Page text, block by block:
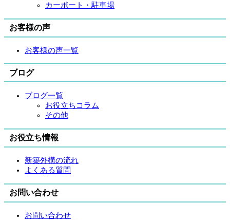
カーポート・駐車場
お客様の声
お客様の声一覧
ブログ
ブログ一覧
お役立ちコラム
その他
お役立ち情報
新築外構の流れ
よくある質問
お問い合わせ
お問い合わせ